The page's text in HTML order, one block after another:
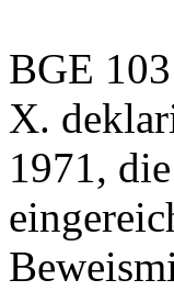
BGE
X.
1971,